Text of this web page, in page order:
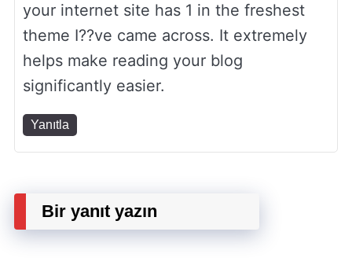
your internet site has 1 in the freshest
theme I??ve came across. It extremely
helps make reading your blog
significantly easier.
Yanıtla
Bir yanıt yazın